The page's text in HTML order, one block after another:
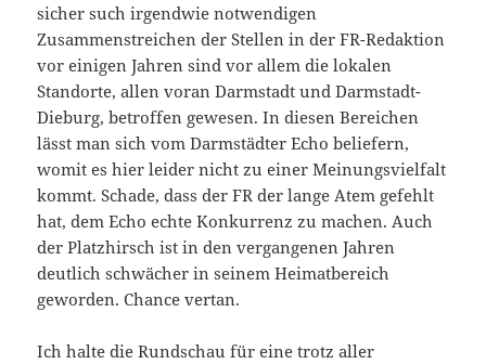
sicher such irgendwie notwendigen
Zusammenstreichen der Stellen in der FR-Redaktion
vor einigen Jahren sind vor allem die lokalen
Standorte, allen voran Darmstadt und Darmstadt-
Dieburg, betroffen gewesen. In diesen Bereichen
lässt man sich vom Darmstädter Echo beliefern,
womit es hier leider nicht zu einer Meinungsvielfalt
kommt. Schade, dass der FR der lange Atem gefehlt
hat, dem Echo echte Konkurrenz zu machen. Auch
der Platzhirsch ist in den vergangenen Jahren
deutlich schwächer in seinem Heimatbereich
geworden. Chance vertan.
Ich halte die Rundschau für eine trotz aller